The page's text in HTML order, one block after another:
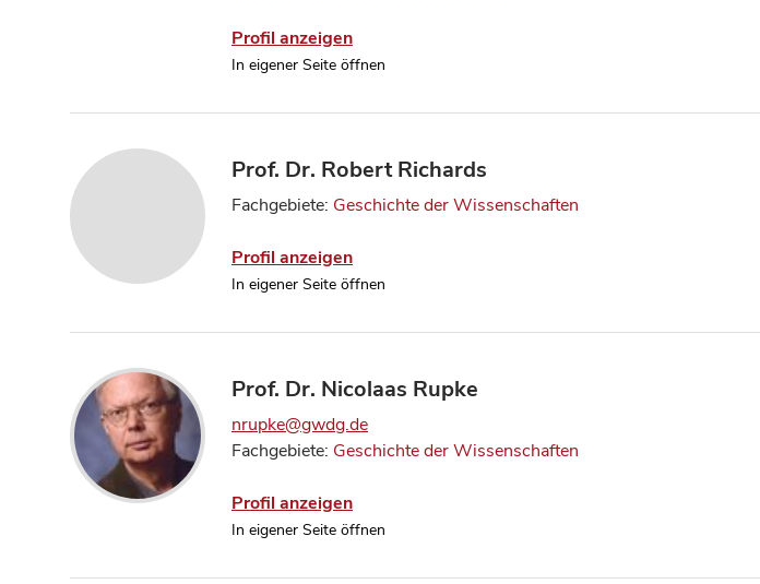
Profil anzeigen
In eigener Seite öffnen
Prof. Dr. Robert Richards
Fachgebiete: Geschichte der Wissenschaften
Profil anzeigen
In eigener Seite öffnen
Prof. Dr. Nicolaas Rupke
nrupke@gwdg.de
Fachgebiete: Geschichte der Wissenschaften
Profil anzeigen
In eigener Seite öffnen